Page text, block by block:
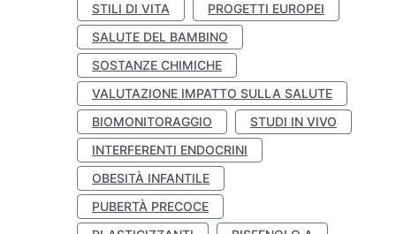
STILI DI VITA
PROGETTI EUROPEI
SALUTE DEL BAMBINO
SOSTANZE CHIMICHE
VALUTAZIONE IMPATTO SULLA SALUTE
BIOMONITORAGGIO
STUDI IN VIVO
INTERFERENTI ENDOCRINI
OBESITÀ INFANTILE
PUBERTÀ PRECOCE